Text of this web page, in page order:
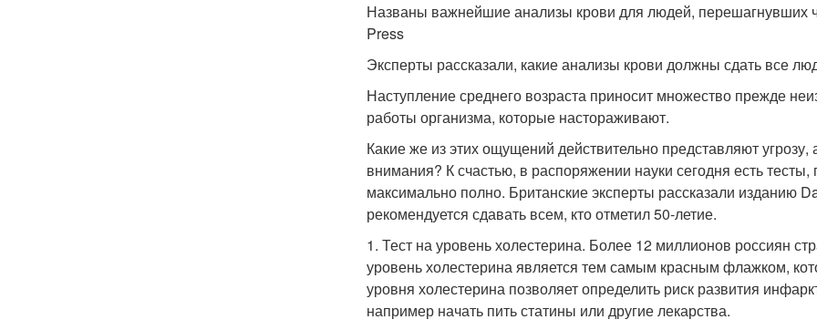
Названы важнейшие анализы крови для людей, перешагнувших
Press
Эксперты рассказали, какие анализы крови должны сдать все
Наступление среднего возраста приносит множество прежде
работы организма, которые настораживают.
Какие же из этих ощущений действительно представляют
внимания? К счастью, в распоряжении науки сегодня есть
максимально полно. Британские эксперты рассказали изданию
рекомендуется сдавать всем, кто отметил 50-летие.
1. Тест на уровень холестерина. Более 12 миллионов россиян
уровень холестерина является тем самым красным флажком,
уровня холестерина позволяет определить риск развития
например начать пить статины или другие лекарства.